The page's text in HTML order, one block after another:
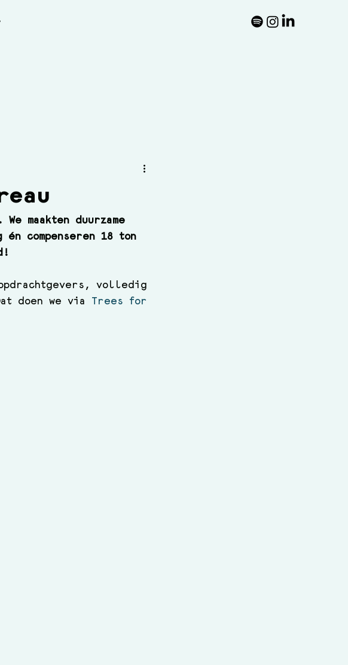
maakten duurzame
compenseren 18 ton
volledig
doen we via Trees for